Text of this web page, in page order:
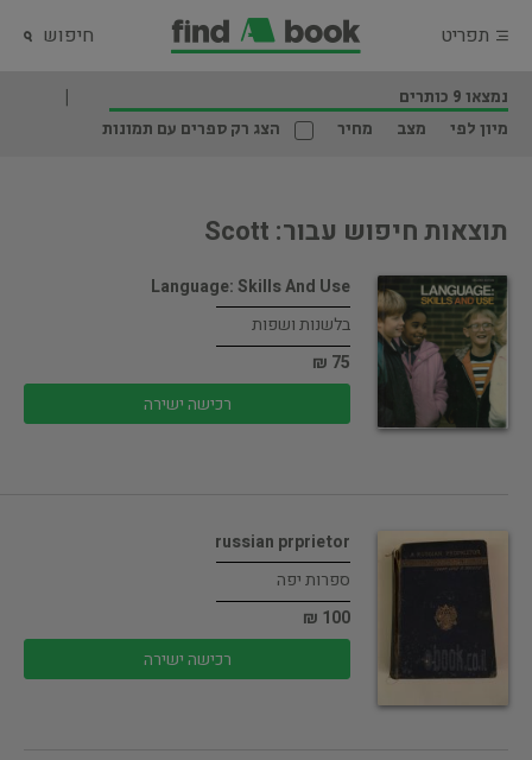
תפריט חיפוש
נמצאו 9 כותרים
מיון לפי
מצב מחיר הצג רק ספרים עם תמונות
תוצאות חיפוש עבור: Scott
Language: Skills And Use
בלשנות ושפות
75 ₪
רכישה ישירה
russian prprietor
ספרות יפה
100 ₪
רכישה ישירה